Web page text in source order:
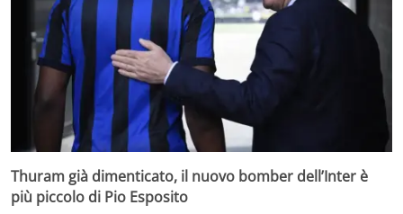
Thuram già dimenticato, il nuovo bomber dell’Inter è
più piccolo di Pio Esposito